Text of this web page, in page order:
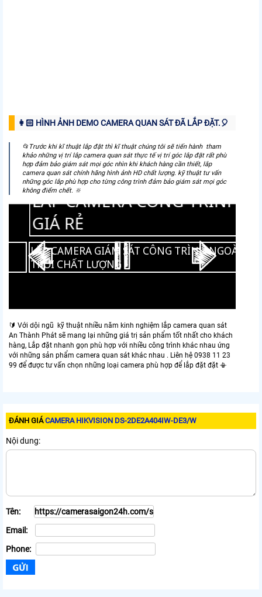
👩🏻 HÌNH ẢNH DEMO CAMERA QUAN SÁT ĐÃ LẮP ĐẶT.️🎈
📂Trước khi kĩ thuật lắp đặt thì kĩ thuật chúng tôi sẽ tiến hành tham
khảo những vị trí lắp camera quan sát thực tế vị trí góc lắp đặt rất phù
hợp đảm bảo giám sát mọi góc nhìn khi khách hàng cần thiết, lắp
camera quan sát chính hãng hình ảnh HD chất lượng. kỹ thuật tư vấn
những góc lắp phù hợp cho từng công trình đảm bảo giám sát mọi góc
không điểm chết. 🔆
SÁT NHÀ
LƯỢNG
NHÀ PHỐ GIÁ RẺ
LẮP
LẮP CAMERA GIÁM
TRỜI CHẤT LƯỢNG
🔰 Với dội ngũ kỹ thuật nhiều năm kinh nghiệm lắp camera quan sát
An Thành Phát sẽ mang lại những giá trị sản phẩm tốt nhất cho khách
hàng, Lắp đặt nhanh gọn phù hợp với nhiều công trình khác nhau ứng
với những sản phẩm camera quan sát khác nhau . Liên hệ 0938 11 23
99 để được tư vấn chọn những loại camera phù hợp để lắp đặt đặt 📳
ĐÁNH GIÁCAMERA HIKVISION DS-2DE2A404IW-DE3/W
Nội dung:
Tên:
Email:
Phone: